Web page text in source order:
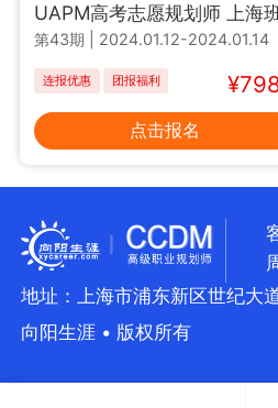
UAPM高考志愿规划师 上海
第43期 2024.01.12-2024.01.14
连报优惠 团报福利
点击报名
地址：上海市浦东新区世纪大
向阳生涯 • 版权所有